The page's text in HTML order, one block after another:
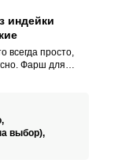
индейки
всегда просто,
Фарш для
дважды.
выбор),